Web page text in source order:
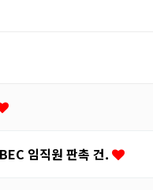
임직원 판촉 건.